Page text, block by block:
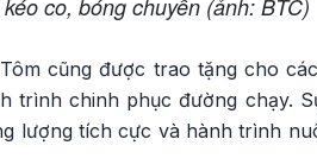
co, bóng chuyền (ảnh: BTC)
cũng được trao tặng cho
trình chinh phục đường chạy.
lượng tích cực và hành trình